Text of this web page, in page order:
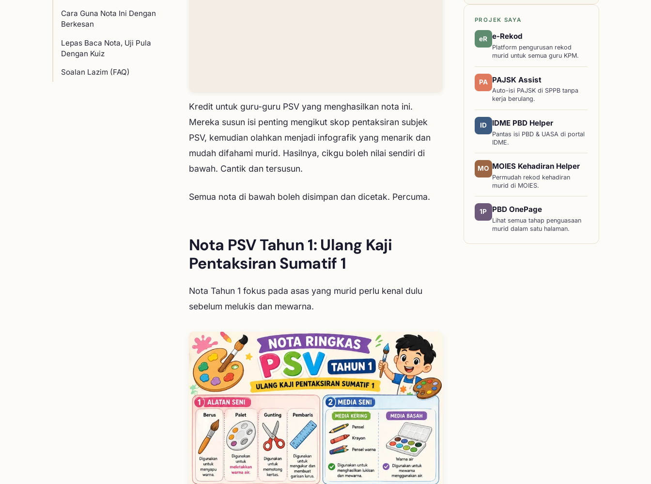
Cara Guna Nota Ini Dengan
Berkesan
Lepas Baca Nota, Uji Pula
Dengan Kuiz
Soalan Lazim (FAQ)
Kredit untuk guru-guru PSV yang menghasilkan nota ini.
Mereka susun isi penting mengikut skop pentaksiran subjek
PSV, kemudian olahkan menjadi infografik yang menarik dan
mudah difahami murid. Hasilnya, cikgu boleh nilai sendiri di
bawah. Cantik dan tersusun.
Semua nota di bawah boleh disimpan dan dicetak. Percuma.
Nota PSV Tahun 1: Ulang Kaji
Pentaksiran Sumatif 1
Nota Tahun 1 fokus pada asas yang murid perlu kenal dulu
sebelum melukis dan mewarna.
PROJEK SAYA
eR e-Rekod
Platform pengurusan rekod
murid untuk semua guru KPM.
PA PAJSK Assist
Auto-isi PAJSK di SPPB tanpa
kerja berulang.
ID IDME PBD Helper
Pantas isi PBD & UASA di portal
IDME.
MO MOIES Kehadiran Helper
Permudah rekod kehadiran
murid di MOIES.
1P PBD OnePage
Lihat semua tahap penguasaan
murid dalam satu halaman.